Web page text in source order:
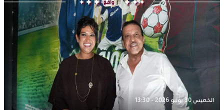
الخميس 30 يوليو 2026 - 13:30